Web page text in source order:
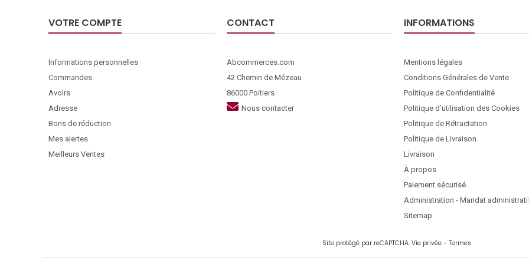
VOTRE COMPTE
Informations personnelles
Commandes
Avoirs
Adresse
Bons de réduction
Mes alertes
Meilleurs Ventes
CONTACT
Abcommerces.com
42 Chemin de Mézeau
86000 Poitiers
Nous contacter
INFORMATIONS
Mentions légales
Conditions Générales de Vente
Politique de Confidentialité
Politique d’utilisation des Cookies
Politique de Rétractation
Politique de Livraison
Livraison
À propos
Paiement sécurisé
Administration - Mandat
Sitemap
Site protégé par reCAPTCHA. Vie privée - Termes